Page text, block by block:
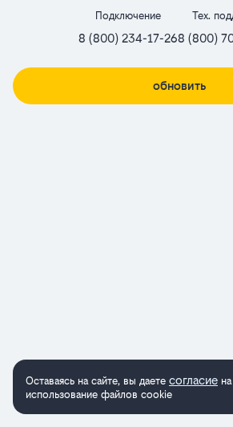
Подключение
8 (800) 234-17-26
Тех.
8 (800)
обновить
Оставаясь на сайте, вы даете согласие на
использование файлов cookie